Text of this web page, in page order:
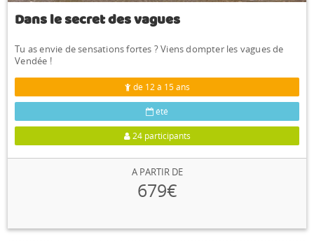
Dans le secret des vagues
Tu as envie de sensations fortes ? Viens dompter les vagues de
Vendée !
de 12 à 15 ans
été
24 participants
A PARTIR DE
679€